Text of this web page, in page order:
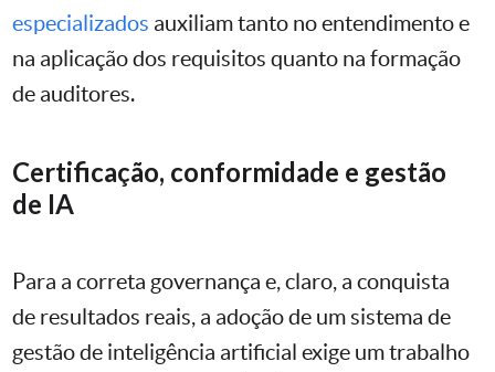
especializados auxiliam tanto no entendimento e
na aplicação dos requisitos quanto na formação
de auditores.
Certificação, conformidade e gestão
de IA
Para a correta governança e, claro, a conquista
de resultados reais, a adoção de um sistema de
gestão de inteligência artificial exige um trabalho